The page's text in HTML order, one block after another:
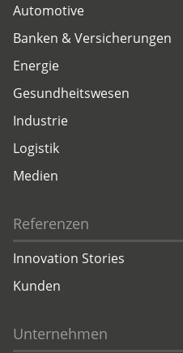
Automotive
Banken & Versicherungen
Energie
Gesundheitswesen
Industrie
Logistik
Medien
Referenzen
Innovation Stories
Kunden
Unternehmen